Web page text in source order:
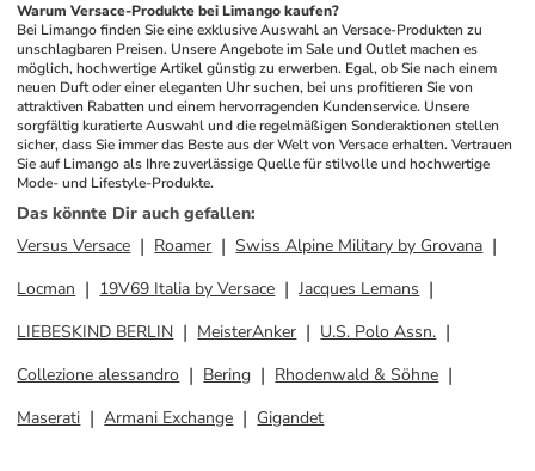
Warum Versace-Produkte bei Limango kaufen?
Bei Limango finden Sie eine exklusive Auswahl an Versace-Produkten zu
unschlagbaren Preisen. Unsere Angebote im Sale und Outlet machen es
möglich, hochwertige Artikel günstig zu erwerben. Egal, ob Sie nach einem
neuen Duft oder einer eleganten Uhr suchen, bei uns profitieren Sie von
attraktiven Rabatten und einem hervorragenden Kundenservice. Unsere
sorgfältig kuratierte Auswahl und die regelmäßigen Sonderaktionen stellen
sicher, dass Sie immer das Beste aus der Welt von Versace erhalten. Vertrauen
Sie auf Limango als Ihre zuverlässige Quelle für stilvolle und hochwertige
Mode- und Lifestyle-Produkte.
Das könnte Dir auch gefallen:
Versus Versace
Roamer
Swiss Alpine Military by Grovana
Locman
19V69 Italia by Versace
Jacques Lemans
LIEBESKIND BERLIN
MeisterAnker
U.S. Polo Assn.
Collezione alessandro
Bering
Rhodenwald & Söhne
Maserati
Armani Exchange Gigandet